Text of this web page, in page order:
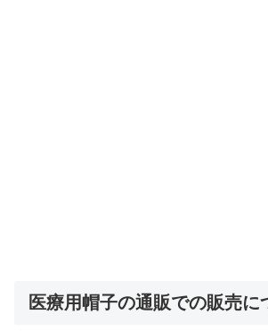
医療用帽子の通販での販売に